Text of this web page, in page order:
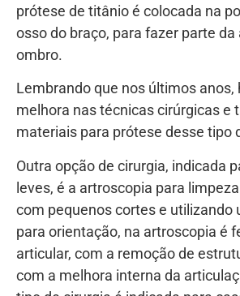
prótese de titânio é colocada na
osso do braço, para fazer parte
ombro.
Lembrando que nos últimos anos,
melhora nas técnicas cirúrgicas e
materiais para prótese desse tipo
Outra opção de cirurgia, indicada
leves, é a artroscopia para
com pequenos cortes e utilizando
para orientação, na artroscopia é
articular, com a remoção de
com a melhora interna da